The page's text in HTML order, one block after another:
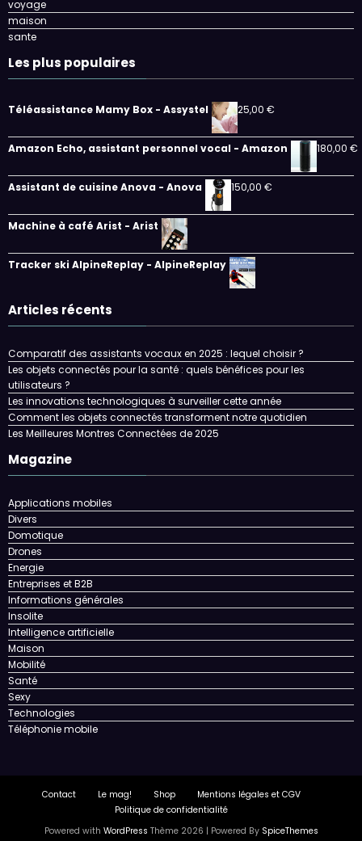
voyage
maison
sante
Les plus populaires
Téléassistance Mamy Box - Assystel 25,00 €
Amazon Echo, assistant personnel vocal - Amazon 180,00 €
Assistant de cuisine Anova - Anova 150,00 €
Machine à café Arist - Arist
Tracker ski AlpineReplay - AlpineReplay
Articles récents
Comparatif des assistants vocaux en 2025 : lequel choisir ?
Les objets connectés pour la santé : quels bénéfices pour les
utilisateurs ?
Les innovations technologiques à surveiller cette année
Comment les objets connectés transforment notre quotidien
Les Meilleures Montres Connectées de 2025
Magazine
Applications mobiles
Divers
Domotique
Drones
Energie
Entreprises et B2B
Informations générales
Insolite
Intelligence artificielle
Maison
Mobilité
Santé
Sexy
Technologies
Téléphonie mobile
Contact Le mag! Shop
Mentions légales et CGV
Politique de confidentialité
Powered with WordPress Thème 2026 | Powered By SpiceThemes